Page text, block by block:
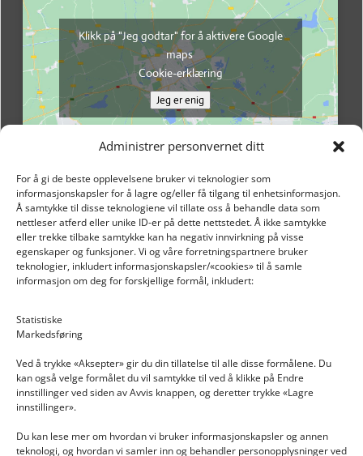
Administrer personvernet ditt
For å gi de beste opplevelsene bruker vi teknologier som
informasjonskapsler for å lagre og/eller få tilgang til enhetsinformasjon.
Å samtykke til disse teknologiene vil tillate oss å behandle data som
nettleser atferd eller unike ID-er på dette nettstedet. Å ikke samtykke
eller trekke tilbake samtykke kan ha negativ innvirkning på visse
egenskaper og funksjoner. Vi og våre forretningspartnere bruker
teknologier, inkludert informasjonskapsler/«cookies» til å samle
informasjon om deg for forskjellige formål, inkludert:
Statistiske
Markedsføring
Ved å trykke «Aksepter» gir du din tillatelse til alle disse formålene. Du
kan også velge formålet du vil samtykke til ved å klikke på Endre
innstillinger ved siden av Avvis knappen, og deretter trykke «Lagre
innstillinger».
Du kan lese mer om hvordan vi bruker informasjonskapsler og annen
teknologi, og hvordan vi samler inn og behandler personopplysninger ved
Klikk på "Jeg godtar" for å aktivere Google
maps
Cookie-erklæring
Jeg er enig
INFORMASJON